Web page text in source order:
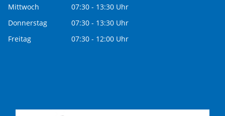
Mittwoch
07:30 - 13:30 Uhr
Donnerstag
07:30 - 13:30 Uhr
Freitag
07:30 - 12:00 Uhr